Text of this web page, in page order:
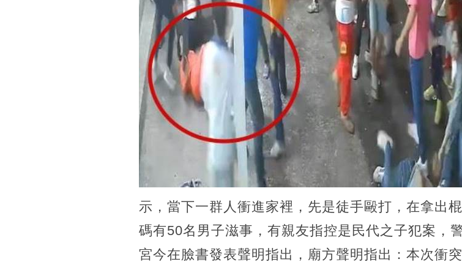
示，當下一群人衝進家裡，先是徒手毆打，在拿出
碼有50名男子滋事，有親友指控是民代之子犯案，
宮今在臉書發表聲明指出，廟方聲明指出：本次衝